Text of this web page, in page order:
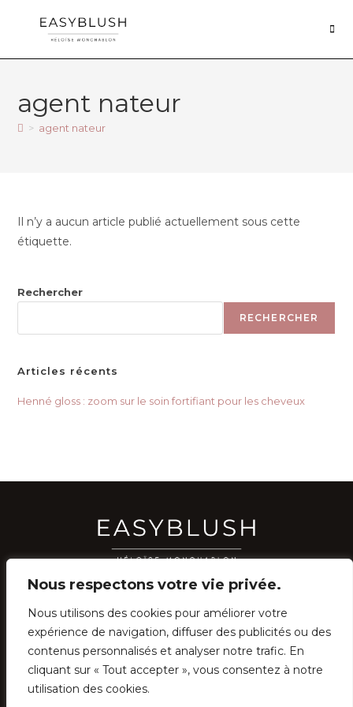
Nous respectons votre vie privée.
Nous utilisons des cookies pour améliorer votre
expérience de navigation, diffuser des publicités ou des
contenus personnalisés et analyser notre trafic. En
cliquant sur « Tout accepter », vous consentez à notre
utilisation des cookies.
agent nateur
> agent nateur
Il n’y a aucun article publié actuellement sous cette
étiquette.
Rechercher
RECHERCHER
Articles récents
Henné gloss : zoom sur le soin fortifiant pour les cheveux
RÉSEAUX SOCIAUX
YOUTUBE
INSTAGRAM
FACEBOOK
PINTEREST